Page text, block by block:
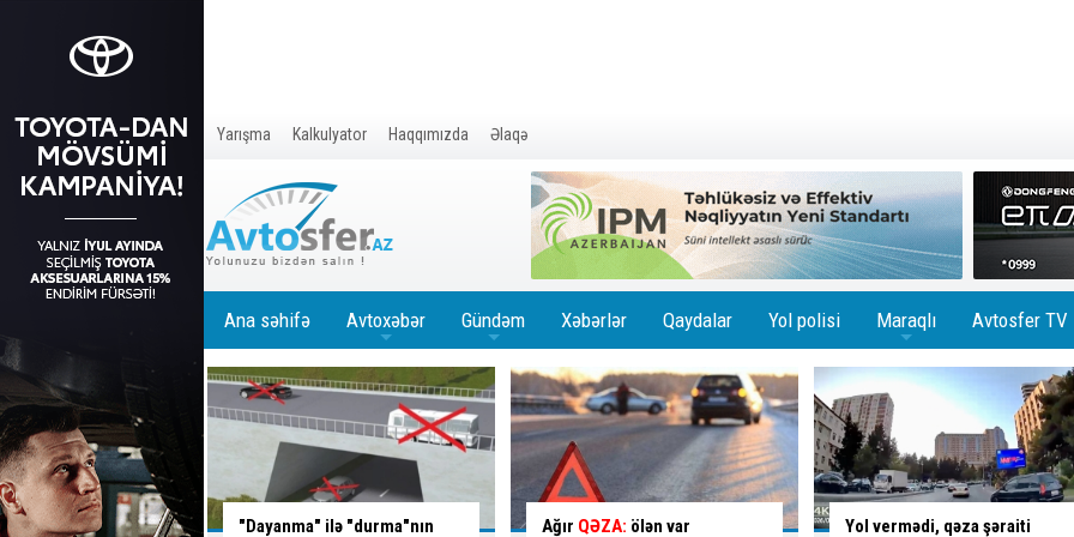
Yarışma Kalkulyator Haqqımızda Əlaqə
Ana səhifə Avtoxəbər Gündəm Xəbərlər Qaydalar Yol polisi Maraqlı Avtosfer TV
ilə "durma"nın
AğırQƏZA: ölən var
Yol vermədi, qəza şəraiti
Binanın girişini zəbt edən